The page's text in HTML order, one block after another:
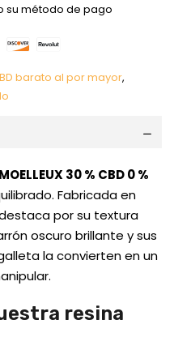
su método de pago
barato al por mayor,
MOELLEUX 30 % CBD 0 %
Fabricada en
por su textura
oscuro brillante y sus
la convierten en un
resina